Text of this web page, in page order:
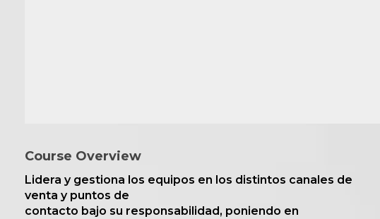
Course Overview
Lidera y gestiona los equipos en los distintos canales de
venta y puntos de
contacto bajo su responsabilidad, poniendo en